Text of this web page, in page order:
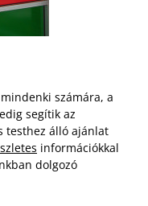
számára, a
segítik az
testhez álló ajánlat
információkkal
dolgozó